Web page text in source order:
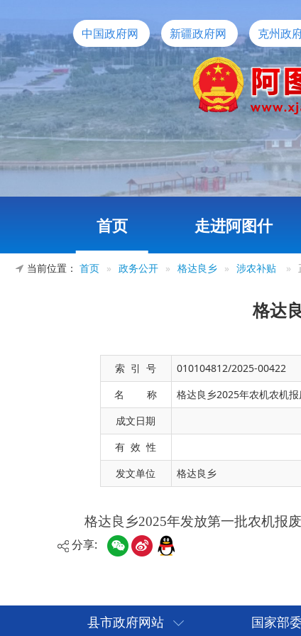
中国政府网 新疆政府网 克州政
首页 走进阿图什
当前位置： 首页 » 政务公开 » 格达良乡 » 涉农补贴 »
格达
索 引 号
010104812/2025-00422
名 称
格达良乡2025年农机农机报
成文日期
有 效 性
发文单位
格达良乡
格达良乡2025年发放第一批农机报废补贴金
分享:
县市政府网站 国家部